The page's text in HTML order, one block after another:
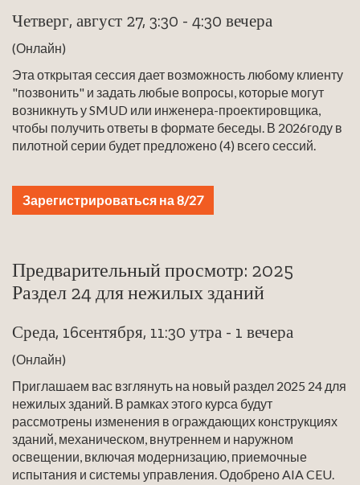
Четверг, август 27, 3:30 - 4:30 вечера
(Онлайн)
Эта открытая сессия дает возможность любому клиенту
"позвонить" и задать любые вопросы, которые могут
возникнуть у SMUD или инженера-проектировщика,
чтобы получить ответы в формате беседы. В 2026году в
пилотной серии будет предложено (4) всего сессий.
Зарегистрироваться на 8/27
Предварительный просмотр: 2025
Раздел 24 для нежилых зданий
Среда, 16сентября, 11:30 утра - 1 вечера
(Онлайн)
Приглашаем вас взглянуть на новый раздел 2025 24 для
нежилых зданий. В рамках этого курса будут
рассмотрены изменения в ограждающих конструкциях
зданий, механическом, внутреннем и наружном
освещении, включая модернизацию, приемочные
испытания и системы управления. Одобрено AIA CEU.